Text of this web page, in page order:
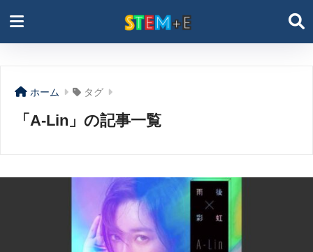
ホーム タグ
「A-Lin」の記事一覧